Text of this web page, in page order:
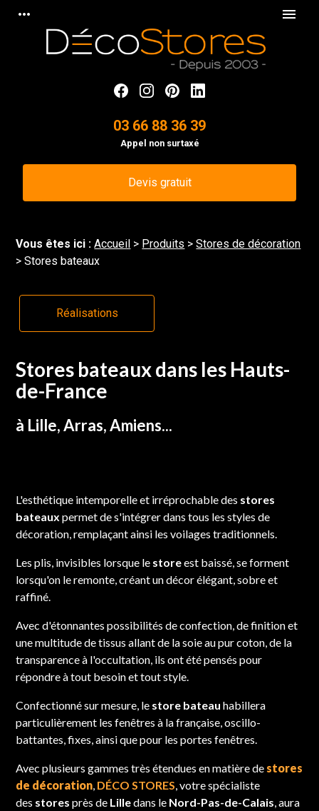
more_horiz menu
03 66 88 36 39
Appel non surtaxé
Devis gratuit
Vous êtes ici : Accueil > Produits >Stores de décoration
> Stores bateaux
Réalisations
Stores bateaux dans les Hauts-
de-France
à Lille, Arras, Amiens...
L'esthétique intemporelle et irréprochable des stores
bateaux permet de s'intégrer dans tous les styles de
décoration, remplaçant ainsi les voilages traditionnels.
Les plis, invisibles lorsque le storeest baissé, se forment
lorsqu'on le remonte, créant un décor élégant, sobre et
raffiné.
Avec d'étonnantes possibilités de confection, de finition et
une multitude de tissus allant de la soie au pur coton, de la
transparence à l'occultation, ils ont été pensés pour
répondre à tout besoin et tout style.
Confectionné sur mesure, le store bateau habillera
particulièrement les fenêtres à la française, oscillo-
battantes, fixes, ainsi que pour les portes fenêtres.
Avec plusieurs gammes très étendues en matière de stores
de décoration DÉCO STORES , votre spécialiste
des stores près de Lilledans le Nord-Pas-de-Calais , aura